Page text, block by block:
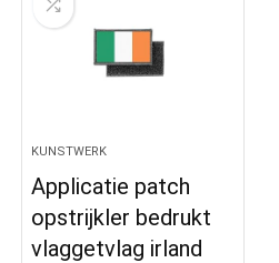
KUNSTWERK
Applicatie patch
opstrijkler bedrukt
vlaggetvlag irland